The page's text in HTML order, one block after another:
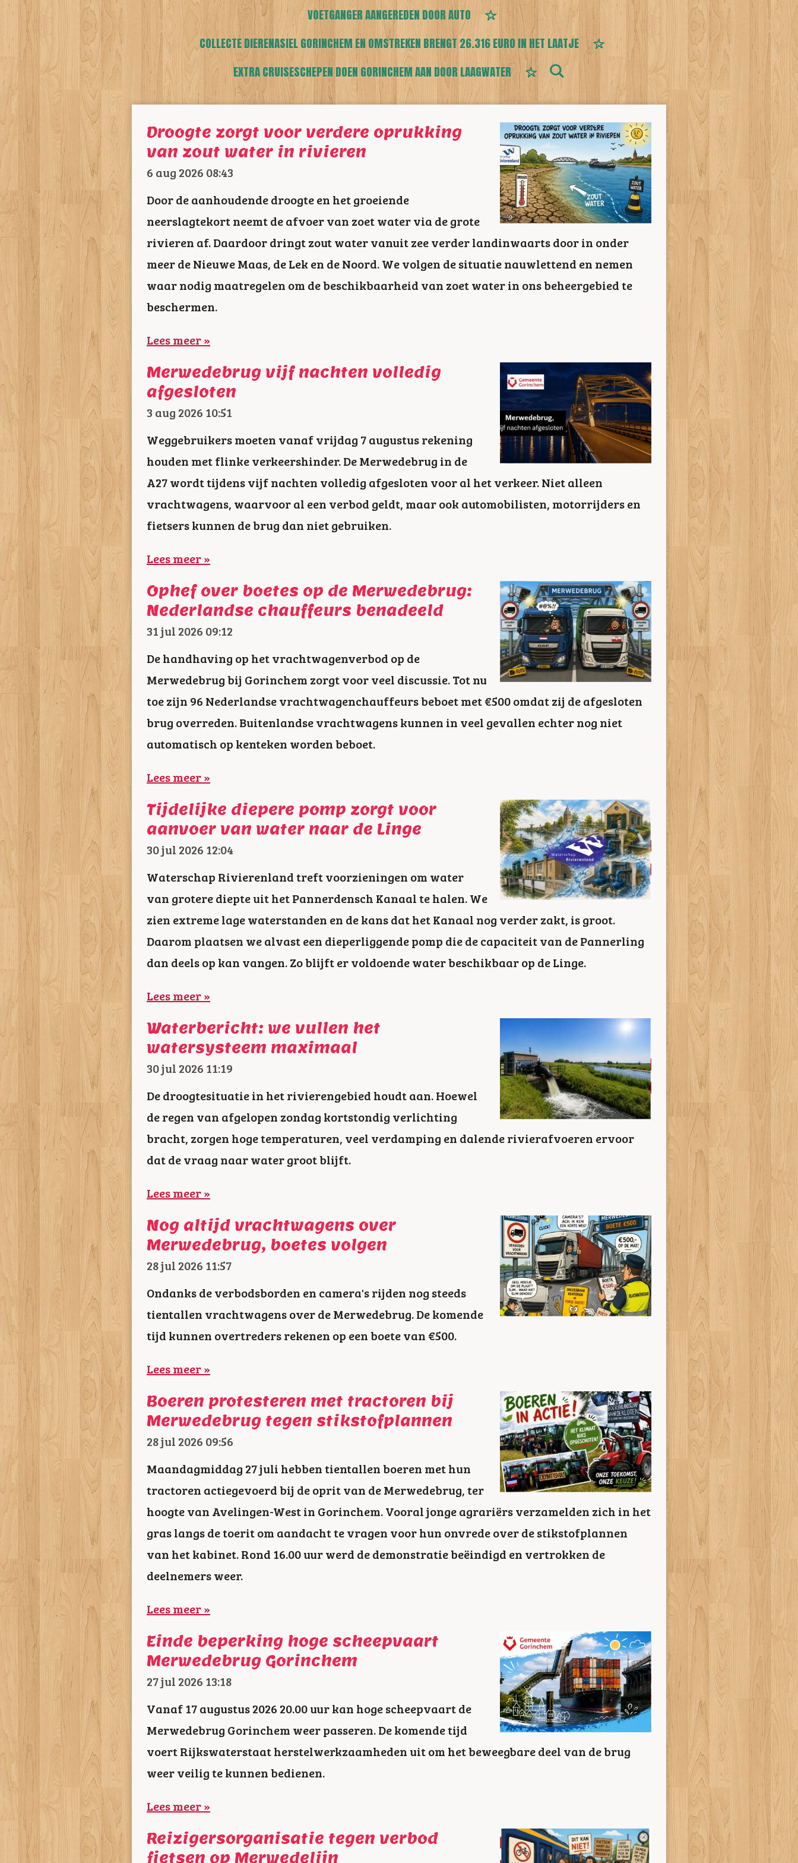
VOETGANGER AANGEREDEN DOOR AUTO
COLLECTE DIERENASIEL GORINCHEM EN OMSTREKEN BRENGT 26.316 EURO IN HET LAATJE
EXTRA CRUISESCHEPEN DOEN GORINCHEM AAN DOOR LAAGWATER
Droogte zorgt voor verdere oprukking
van zout water in rivieren
6 aug 2026 08:43
Door de aanhoudende droogte en het groeiende
neerslagtekort neemt de afvoer van zoet water via de grote
rivieren af. Daardoor dringt zout water vanuit zee verder landinwaarts door in onder
meer de Nieuwe Maas, de Lek en de Noord. We volgen de situatie nauwlettend en nemen
waar nodig maatregelen om de beschikbaarheid van zoet water in ons beheergebied te
beschermen.
Lees meer »
Merwedebrug vijf nachten volledig
afgesloten
3 aug 2026 10:51
Weggebruikers moeten vanaf vrijdag 7 augustus rekening
houden met flinke verkeershinder. De Merwedebrug in de
A27 wordt tijdens vijf nachten volledig afgesloten voor al het verkeer. Niet alleen
vrachtwagens, waarvoor al een verbod geldt, maar ook automobilisten, motorrijders en
fietsers kunnen de brug dan niet gebruiken.
Lees meer »
Ophef over boetes op de Merwedebrug:
Nederlandse chauffeurs benadeeld
31 jul 2026 09:12
De handhaving op het vrachtwagenverbod op de
Merwedebrug bij Gorinchem zorgt voor veel discussie. Tot nu
toe zijn 96 Nederlandse vrachtwagenchauffeurs beboet met €500 omdat zij de afgesloten
brug overreden. Buitenlandse vrachtwagens kunnen in veel gevallen echter nog niet
automatisch op kenteken worden beboet.
Lees meer »
Tijdelijke diepere pomp zorgt voor
aanvoer van water naar de Linge
30 jul 2026 12:04
Waterschap Rivierenland treft voorzieningen om water
van grotere diepte uit het Pannerdensch Kanaal te halen. We
zien extreme lage waterstanden en de kans dat het Kanaal nog verder zakt, is groot.
Daarom plaatsen we alvast een dieperliggende pomp die de capaciteit van de Pannerling
dan deels op kan vangen. Zo blijft er voldoende water beschikbaar op de Linge.
Lees meer »
Waterbericht: we vullen het
watersysteem maximaal
30 jul 2026 11:19
De droogtesituatie in het rivierengebied houdt aan. Hoewel
de regen van afgelopen zondag kortstondig verlichting
bracht, zorgen hoge temperaturen, veel verdamping en dalende rivierafvoeren ervoor
dat de vraag naar water groot blijft.
Lees meer »
Nog altijd vrachtwagens over
Merwedebrug, boetes volgen
28 jul 2026 11:57
Ondanks de verbodsborden en camera's rijden nog steeds
tientallen vrachtwagens over de Merwedebrug. De komende
tijd kunnen overtreders rekenen op een boete van €500.
Lees meer »
Boeren protesteren met tractoren bij
Merwedebrug tegen stikstofplannen
28 jul 2026 09:56
Maandagmiddag 27 juli hebben tientallen boeren met hun
tractoren actiegevoerd bij de oprit van de Merwedebrug, ter
hoogte van Avelingen-West in Gorinchem. Vooral jonge agrariërs verzamelden zich in het
gras langs de toerit om aandacht te vragen voor hun onvrede over de stikstofplannen
van het kabinet. Rond 16.00 uur werd de demonstratie beëindigd en vertrokken de
deelnemers weer.
Lees meer »
Einde beperking hoge scheepvaart
Merwedebrug Gorinchem
27 jul 2026 13:18
Vanaf 17 augustus 2026 20.00 uur kan hoge scheepvaart de
Merwedebrug Gorinchem weer passeren. De komende tijd
voert Rijkswaterstaat herstelwerkzaamheden uit om het beweegbare deel van de brug
weer veilig te kunnen bedienen.
Lees meer »
Reizigersorganisatie tegen verbod
fietsen op Merwedelijn